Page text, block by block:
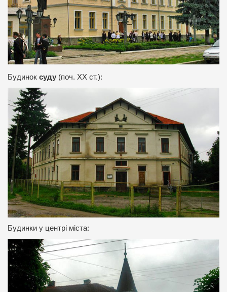
Будинок суду (поч. ХХ ст.):
Будинки у центрі міста: